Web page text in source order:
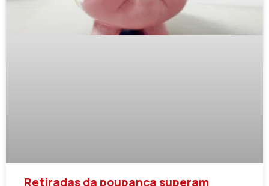
Retiradas da poupança superam